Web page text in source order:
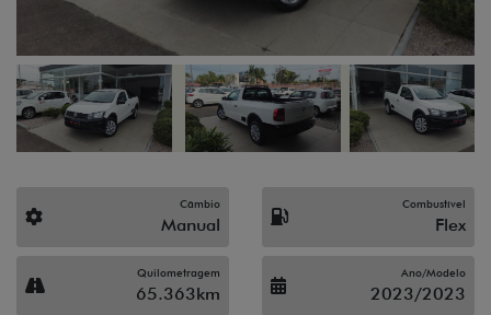
Câmbio
Manual
Combustível
Flex
Quilometragem
65.363km
Ano/Modelo
2023/2023